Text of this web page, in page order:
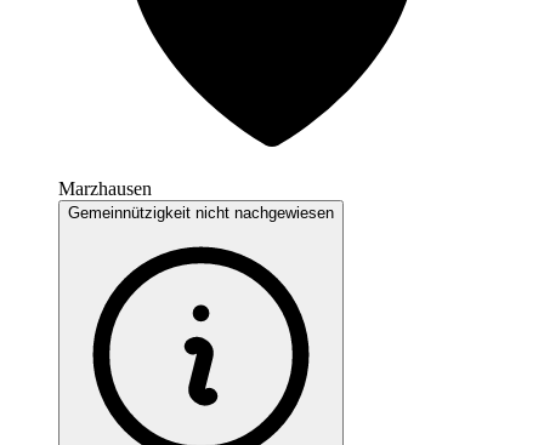
Marzhausen
Gemeinnützigkeit nicht nachgewiesen